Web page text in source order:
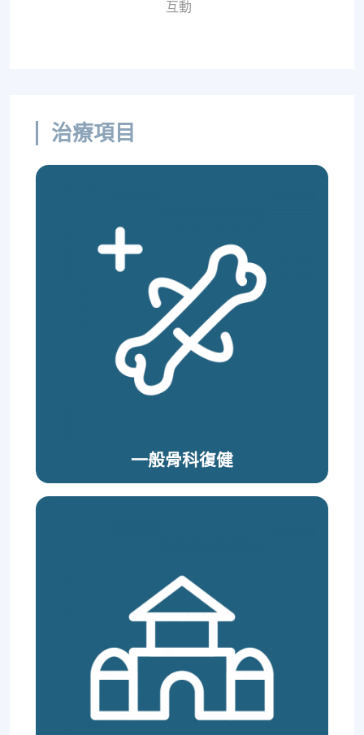
互動
治療項目
一般骨科復健